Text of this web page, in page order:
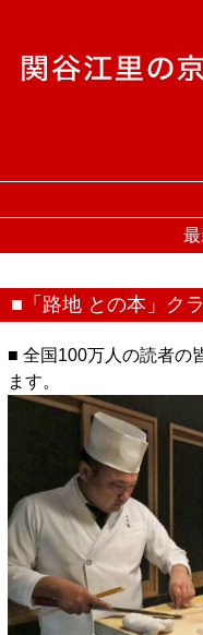
■「路地 との本」ク
■ 全国100万人の読者の
ます。